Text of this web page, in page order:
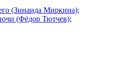
(Зинаида Миркина);
(Фёдор Тютчев);